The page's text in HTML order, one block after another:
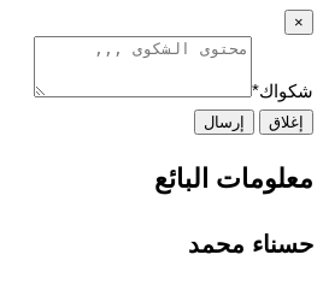
×
شكواك*
إغلاق إرسال
معلومات البائع
حسناء محمد